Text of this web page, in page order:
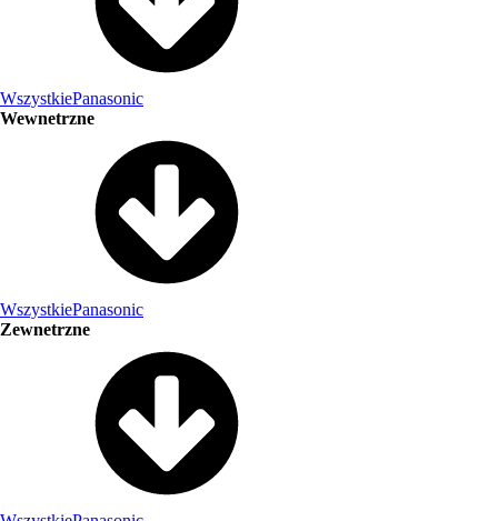
WszystkiePanasonic
Wewnetrzne
WszystkiePanasonic
Zewnetrzne